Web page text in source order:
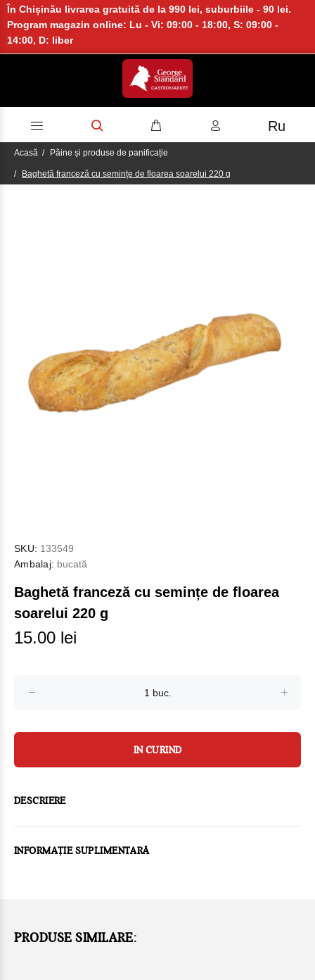
În Chișinău livrarea gratuită de la 990 lei, suburbiile - 90 lei.
Program magazin online: Lu - Vi: 09:00 - 18:00, S: 09:00 -
14:00, D: liber
Ru
Acasă Pâine și produse de panificație
Baghetă franceză cu semințe de floarea soarelui 220 g
SKU: 133549
Ambalaj: bucată
Baghetă franceză cu semințe de floarea
soarelui 220 g
15.00 lei
IN CURIND
DESCRIERE
INFORMAȚIE SUPLIMENTARĂ
PRODUSE SIMILARE: